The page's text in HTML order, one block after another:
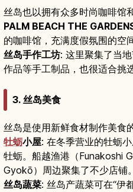
丝岛也以拥有众多时尚咖啡馆
PALM BEACH THE
的咖啡馆，充满度假氛围的空
丝岛手作工坊: 这里聚集了当
作品等手工制品，也很适合挑
3. 丝岛美食
丝岛是使用新鲜食材制作美食
牡蛎小屋: 在冬季营业的牡蛎
牡蛎。船越渔港（Funakoshi
Gyokō）周边聚集了不少店铺。
丝岛蔬菜: 丝岛产蔬菜可在“伊